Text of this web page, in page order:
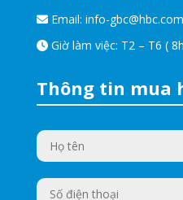
Email: info-
Giờ làm việc: T2 – T6 (
Thông tin mua